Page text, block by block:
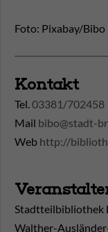
Foto: Pixabay/Bibo
Kontakt
Tel.03381/702458
Mail bibo@stadt-
Web http://
Stadtteilbibliothek
Walther-